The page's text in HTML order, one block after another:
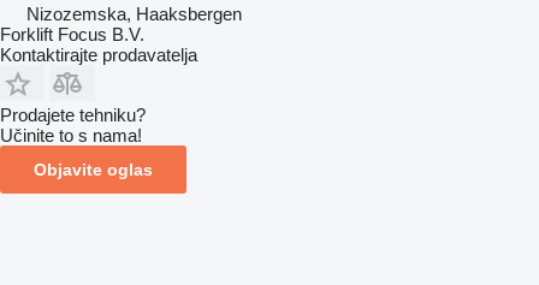
Nizozemska, Haaksbergen
Forklift Focus B.V.
Kontaktirajte prodavatelja
Prodajete tehniku?
Učinite to s nama!
Objavite oglas